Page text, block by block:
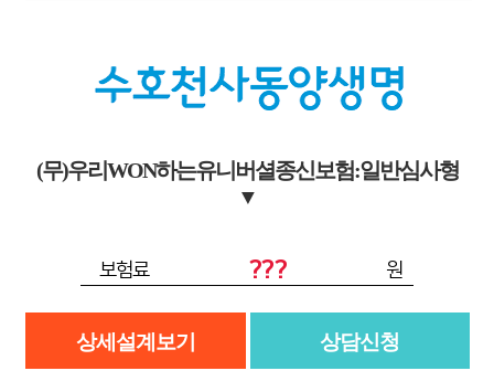
(무)우리WON하는유니버셜종신보험:일반심사형
▼
보험료 ??? 원
상세설계보기 상담신청